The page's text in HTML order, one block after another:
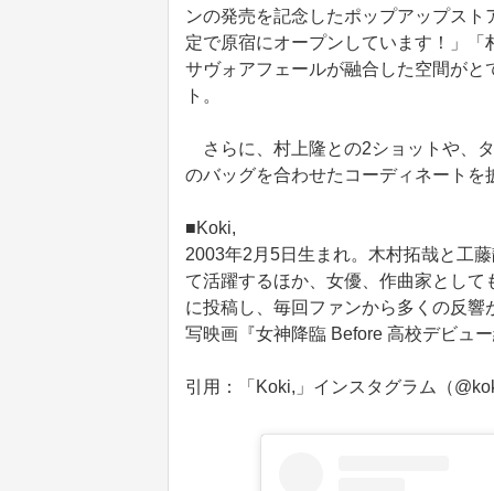
ンの発売を記念したポップアップス
定で原宿にオープンしています！」
サヴォアフェールが融合した空間が
ト。
さらに、村上隆との2ショットや、
のバッグを合わせたコーディネート
■Koki,
2003年2月5日生まれ。木村拓哉と工
て活躍するほか、女優、作曲家とし
に投稿し、毎回ファンから多くの反
写映画『女神降臨 Before 高校デビュ
引用：「Koki,」インスタグラム（